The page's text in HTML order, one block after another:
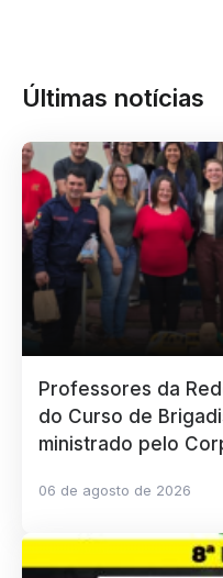
Últimas notícias
Professores da
do Curso de
ministrado pelo
06 de agosto de 2026